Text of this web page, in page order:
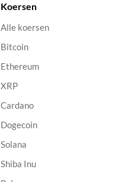
Koersen
Alle koersen
Bitcoin
Ethereum
XRP
Cardano
Dogecoin
Solana
Shiba Inu